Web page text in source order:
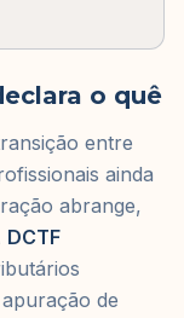
o quê
entre
ainda
abrange,
DCTF
de